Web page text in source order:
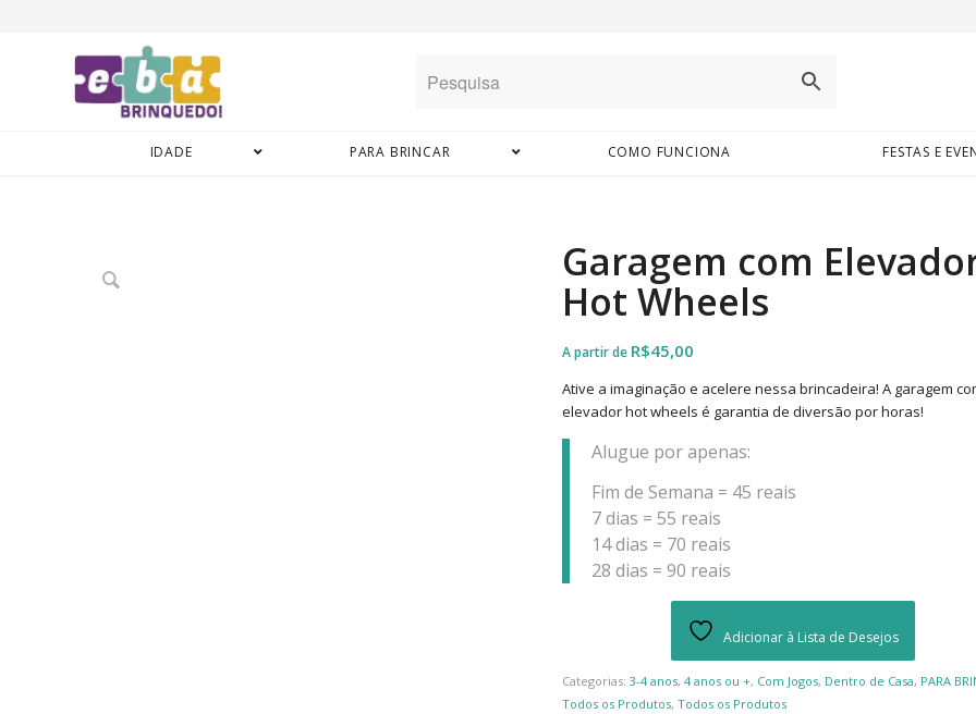
IDADE PARA BRINCAR COMO FUNCIONA FESTAS E
Garagem com
Hot Wheels
R$45,00
Ative a imaginação e acelere nessa brincadeira! A garagem
elevador hot wheels é garantia de diversão por horas!
Alugue por apenas:
Fim de Semana = 45 reais
7 dias = 55 reais
14 dias = 70 reais
28 dias = 90 reais
Adicionar à Lista de Desejos
Categorias:3-4 anos,4 anos ou +, Com Jogos, Dentro de Casa, PARA
Todos os Produtos,Todos os Produtos